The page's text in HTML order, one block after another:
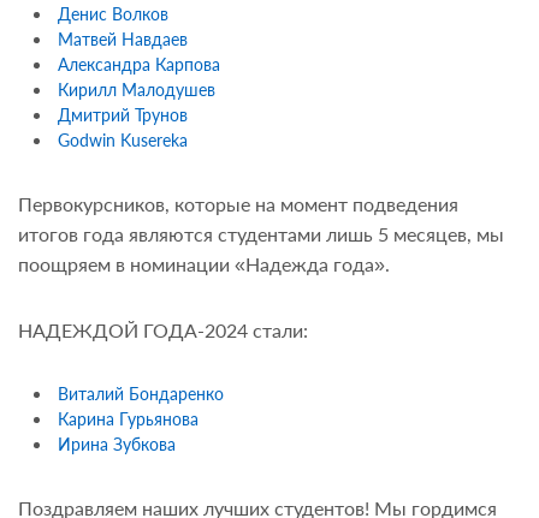
Денис Волков
Матвей Навдаев
Александра Карпова
Кирилл Малодушев
Дмитрий Трунов
Godwin Kusereka
Первокурсников, которые на момент подведения
итогов года являются студентами лишь 5 месяцев, мы
поощряем в номинации «Надежда года».
НАДЕЖДОЙ ГОДА-2024 стали:
Виталий Бондаренко
Карина Гурьянова
Ирина Зубкова
Поздравляем наших лучших студентов! Мы гордимся